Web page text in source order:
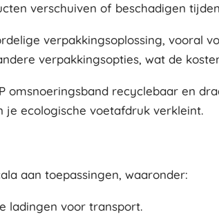
verschuiven of beschadigen
verpakkingsoplossing,
verpakkingsopties, wat de
omsnoeringsband recyclebaar en
ecologische voetafdruk verkleint.
aan toepassingen, waaronder:
ladingen voor transport.